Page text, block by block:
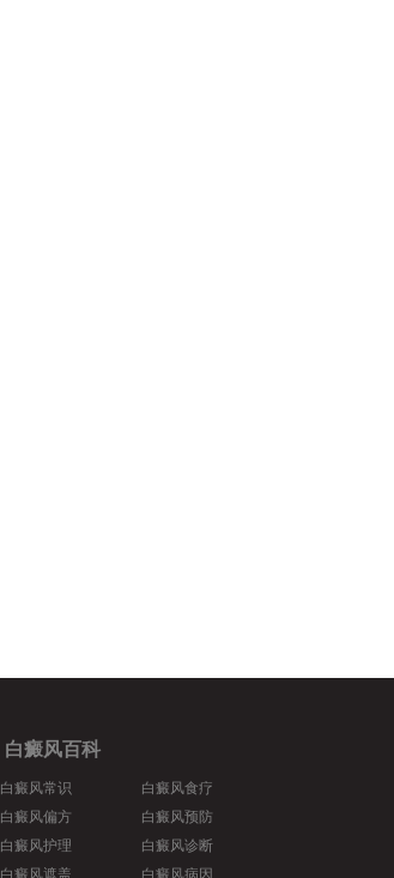
白癜风百科
白癜风常识
白癜风偏方
白癜风护理
白癜风遮盖
白癜风食疗
白癜风预防
白癜风诊断
白癜风病因